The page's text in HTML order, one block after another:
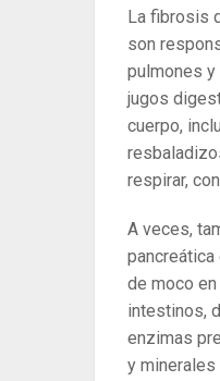
La fibrosis
son
pulmones
jugos
cuerpo,
respirar,
A veces,
de moco
intestinos,
enzimas
y minerales